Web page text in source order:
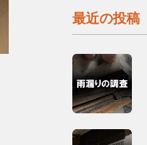
最近の投稿